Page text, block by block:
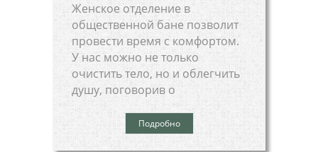
Женское отделение в
общественной бане позволит
провести время с комфортом.
У нас можно не только
очистить тело, но и облегчить
душу, поговорив о
Подробно